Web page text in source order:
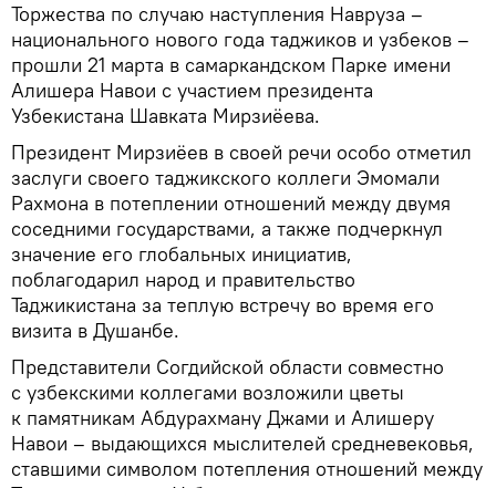
Торжества по случаю наступления Навруза –
национального нового года таджиков и узбеков –
прошли 21 марта в самаркандском Парке имени
Алишера Навои с участием президента
Узбекистана Шавката Мирзиёева.
Президент Мирзиёев в своей речи особо отметил
заслуги своего таджикского коллеги Эмомали
Рахмона в потеплении отношений между двумя
соседними государствами, а также подчеркнул
значение его глобальных инициатив,
поблагодарил народ и правительство
Таджикистана за теплую встречу во время его
визита в Душанбе.
Представители Согдийской области совместно
с узбекскими коллегами возложили цветы
к памятникам Абдурахману Джами и Алишеру
Навои – выдающихся мыслителей средневековья,
ставшими символом потепления отношений между